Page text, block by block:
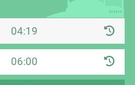
04:19
06:00